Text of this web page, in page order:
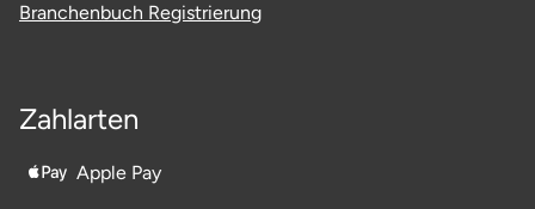
Branchenbuch Registrierung
Zahlarten
Apple Pay